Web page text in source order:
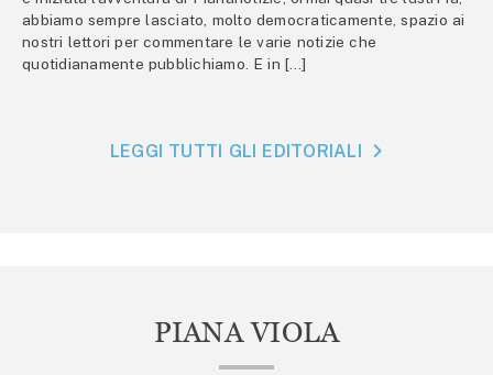
abbiamo sempre lasciato, molto democraticamente, spazio ai
nostri lettori per commentare le varie notizie che
quotidianamente pubblichiamo. E in […]
LEGGI TUTTI GLI EDITORIALI
PIANA VIOLA